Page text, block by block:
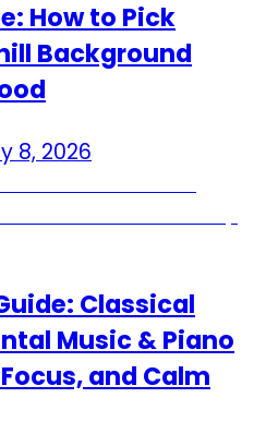
How to Pick
Background
8, 2026
Classical
Music & Piano
and Calm